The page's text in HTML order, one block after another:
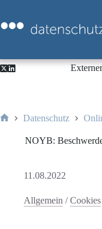
springen
Datenschutz
NOYB:
11.08.2022
Allgemein /Cookies